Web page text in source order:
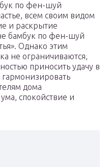
по фен-шуй
всем своим видом
и раскрытие
бамбук по фен-шуй
Однако этим
не ограничиваются,
приносить удачу в
дома
спокойствие и